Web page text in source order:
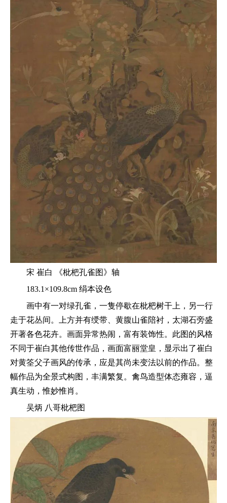
宋 崔白 《枇杷孔雀图》轴
183.1×109.8cm 绢本设色
画中有一对绿孔雀，一隻停歇在枇杷树干上，另一行
走于花丛间。上方并有绶带、黄腹山雀陪衬，太湖石旁盛
开著各色花卉。画面异常热闹，富有装饰性。此图的风格
不同于崔白其他传世作品，画面富丽堂皇，显示出了崔白
对黄筌父子画风的传承，应是其尚未变法以前的作品。整
幅作品为全景式构图，丰满繁复。禽鸟造型体态雍容，逼
真生动，惟妙惟肖。
吴炳 八哥枇杷图